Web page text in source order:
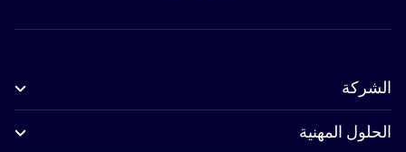
الشركة
الحلول المهنية